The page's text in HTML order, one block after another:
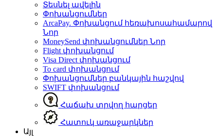
Տեսնել ավելին
Փոխանցումներ
ArcaPay. Փոխանցում հեռախոսահամարով
Նոր
MoneySend փոխանցումներ Նոր
Flight փոխանցում
Visa Direct փոխանցում
To card փոխանցում
Փոխանցումներ բանկային հաշվով
SWIFT փոխանցում
Հաճախ տրվող հարցեր
Հատուկ առաջարկներ
Այլ